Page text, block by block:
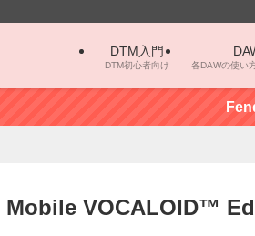
DTM入門
DTM初心者向け 各DAWの使い
Fender Studio
VOCALOID™